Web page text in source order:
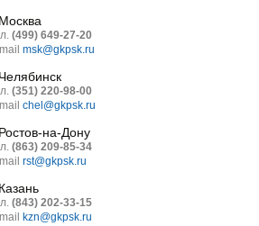
(499) 649-27-20
msk@gkpsk.ru
(351) 220-98-00
chel@gkpsk.ru
Ростов-на-Дону
(863) 209-85-34
rst@gkpsk.ru
(843) 202-33-15
kzn@gkpsk.ru